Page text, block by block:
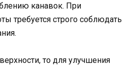
канавок. При
требуется строго соблюдать
то для улучшения